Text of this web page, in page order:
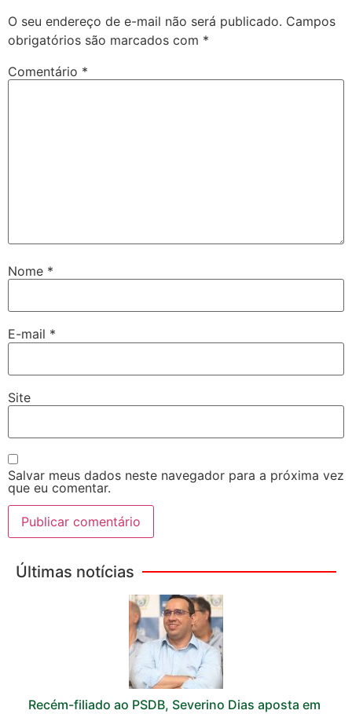
O seu endereço de e-mail não será publicado. Campos
obrigatórios são marcados com *
Comentário *
Nome *
E-mail *
Site
Salvar meus dados neste navegador para a próxima vez
que eu comentar.
Últimas notícias
Recém-filiado ao PSDB, Severino Dias aposta em